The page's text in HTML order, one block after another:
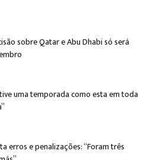
sobre Qatar e Abu Dhabi só será
tive uma temporada como esta em toda
erros e penalizações: “Foram três